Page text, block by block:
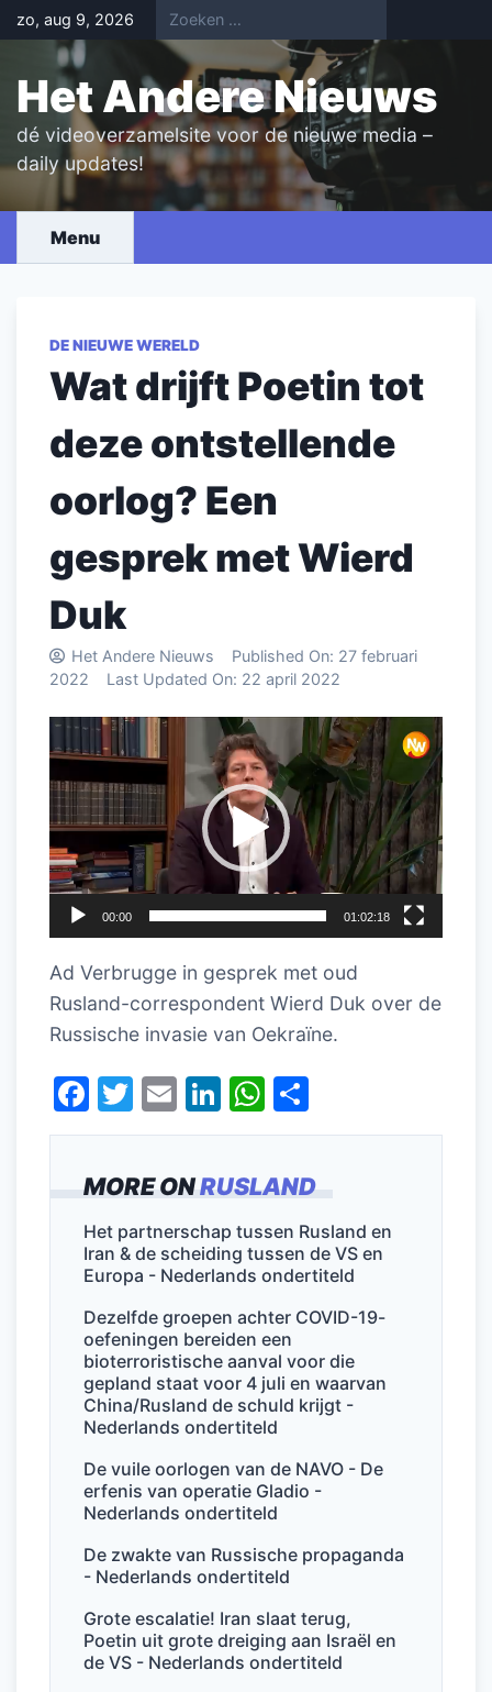
Skip
to
content
zo, aug 9, 2026
Het Andere Nieuws
dé videoverzamelsite voor de nieuwe media –
daily updates!
Menu
DE NIEUWE WERELD
Wat drijft Poetin tot
deze ontstellende
oorlog? Een
gesprek met Wierd
Duk
Het Andere Nieuws Published On: 27 februari
2022
Last Updated On: 22 april 2022
MORE ONRUSLAND
Het partnerschap tussen Rusland en
Iran & de scheiding tussen de VS en
Europa - Nederlands ondertiteld
Dezelfde groepen achter COVID-19-
oefeningen bereiden een
bioterroristische aanval voor die
gepland staat voor 4 juli en waarvan
China/Rusland de schuld krijgt -
Nederlands ondertiteld
De vuile oorlogen van de NAVO - De
erfenis van operatie Gladio -
Nederlands ondertiteld
De zwakte van Russische propaganda
- Nederlands ondertiteld
Grote escalatie! Iran slaat terug,
Poetin uit grote dreiging aan Israël en
de VS - Nederlands ondertiteld
Videospeler
00:00 01:02:18
Ad Verbrugge in gesprek met oud
Rusland-correspondent Wierd Duk over de
Russische invasie van Oekraïne.
F
a
e
b
o
o
k
T
w
er
E
m
l
Li
n
e
dI
n
W
h
s
A
p
p
el
n